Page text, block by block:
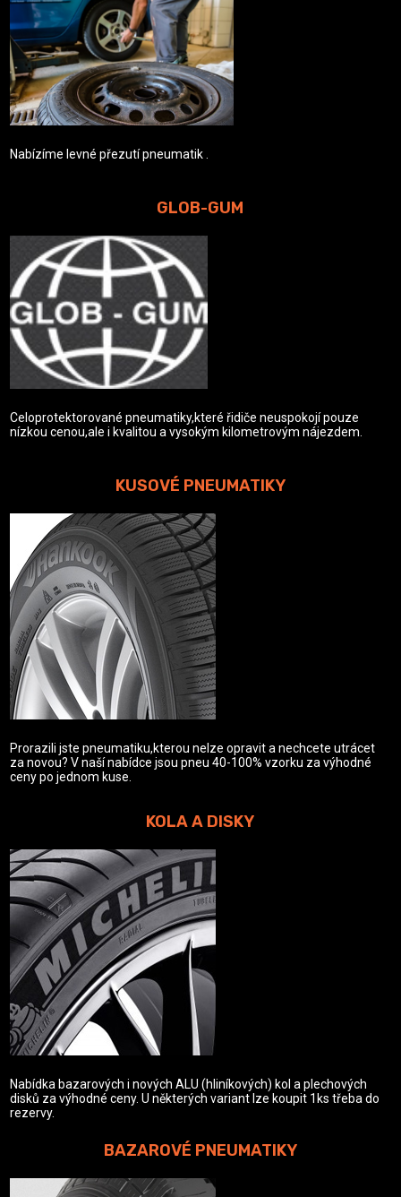
Nabízíme levné přezutí pneumatik .
GLOB-GUM
Celoprotektorované pneumatiky,které řidiče neuspokojí pouze
nízkou cenou,ale i kvalitou a vysokým kilometrovým nájezdem.
KUSOVÉ PNEUMATIKY
Prorazili jste pneumatiku,kterou nelze opravit a nechcete utrácet
za novou? V naší nabídce jsou pneu 40-100% vzorku za výhodné
ceny po jednom kuse.
KOLA A DISKY
Nabídka bazarových i nových ALU (hliníkových) kol a plechových
disků za výhodné ceny. U některých variant lze koupit 1ks třeba do
rezervy.
BAZAROVÉ PNEUMATIKY